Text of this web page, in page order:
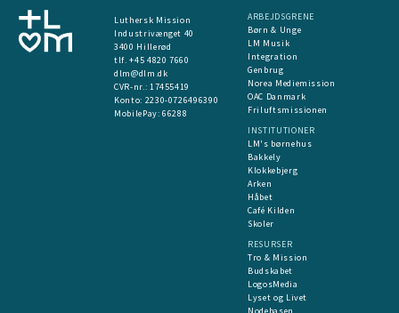
Luthersk Mission
Industrivænget 40
3400 Hillerød
tlf. +45 4820 7660
dlm@dlm.dk
CVR-nr.: 17455419
​Konto: 2230-0726496390
MobilePay:66288
ARBEJDSGRENE
Børn & Unge
LM Musik
Integration
Genbrug
Norea Mediemission
OAC Danmark
Friluftsmissionen
INSTITUTIONER
LM's børnehus
Bakkely
Klokkebjerg
Arken
Håbet
Café Kilden
Skoler
RESURSER
Tro & Mission
Budskabet
LogosMedia
Lyset og Livet